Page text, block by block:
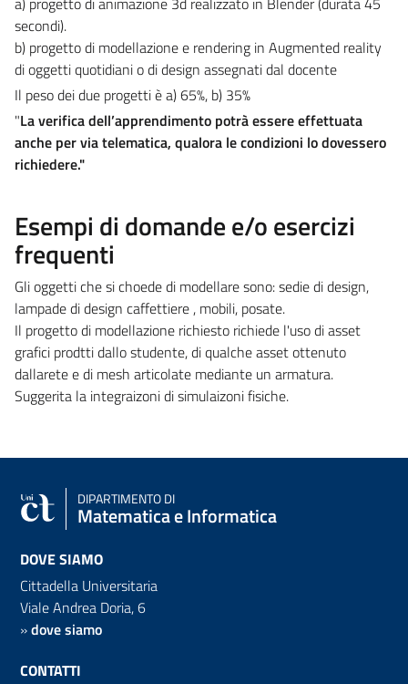
secondi).
b) progetto di modellazione e rendering in Augmented reality
di oggetti quotidiani o di design assegnati dal docente
Il peso dei due progetti è a) 65%, b) 35%
"La verifica dell’apprendimento potrà essere effettuata
anche per via telematica, qualora le condizioni lo dovessero
richiedere."
Esempi di domande e/o esercizi
frequenti
Gli oggetti che si choede di modellare sono: sedie di design,
lampade di design caffettiere , mobili, posate.
Il progetto di modellazione richiesto richiede l'uso di asset
grafici prodtti dallo studente, di qualche asset ottenuto
dallarete e di mesh articolate mediante un armatura.
Suggerita la integraizoni di simulaizoni fisiche.
DIPARTIMENTO DI
Matematica e Informatica
DOVE SIAMO
Cittadella Universitaria
Viale Andrea Doria, 6
»dove siamo
CONTATTI